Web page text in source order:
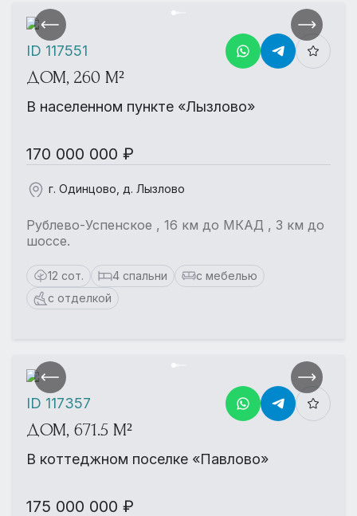
ДОМ, 260 М²
В населенном пункте «Лызлово»
170 000 000 ₽
г. Одинцово, д. Лызлово
Рублево-Успенское , 16 км до МКАД , 3 км до
шоссе.
12 сот. 4 спальни
с мебелью
с отделкой
ID 117551
ДОМ, 671.5 М²
В коттеджном поселке «Павлово»
175 000 000 ₽
ID 117357